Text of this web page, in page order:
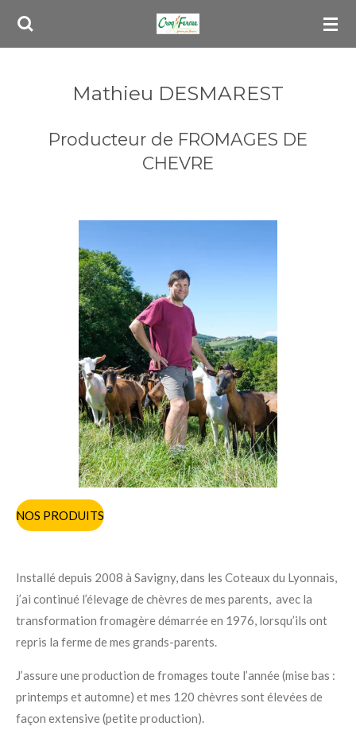
Passer
Mathieu DESMAREST
Producteur de FROMAGES DE
CHEVRE
NOS PRODUITS
Installé depuis 2008 à Savigny, dans les Coteaux du Lyonnais,
j’ai continué l’élevage de chèvres de mes parents, avec la
transformation fromagère démarrée en 1976, lorsqu’ils ont
repris la ferme de mes grands-parents.
J’assure une production de fromages toute l’année (mise bas :
printemps et automne) et mes 120 chèvres sont élevées de
façon extensive (petite production).